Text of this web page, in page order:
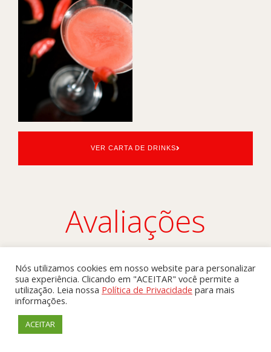
VER CARTA DE DRINKS
Avaliações
contemporâneo que já provei, equipe atenciosa,
ambiente lindo e preço justo."
Thais Serra
Nós utilizamos cookies em nosso website para personalizar
sua experiência. Clicando em "ACEITAR" você permite a
utilização. Leia nossa Política de Privacidade para mais
informações.
ACEITAR